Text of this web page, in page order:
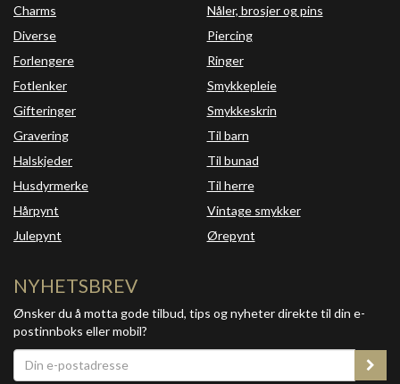
Charms
Diverse
Forlengere
Fotlenker
Gifteringer
Gravering
Halskjeder
Husdyrmerke
Hårpynt
Julepynt
Nåler, brosjer og pins
Piercing
Ringer
Smykkepleie
Smykkeskrin
Til barn
Til bunad
Til herre
Vintage smykker
Ørepynt
NYHETSBREV
Ønsker du å motta gode tilbud, tips og nyheter direkte til din e-
postinnboks eller mobil?